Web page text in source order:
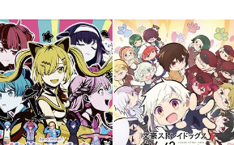
弊魔术师冒险
记